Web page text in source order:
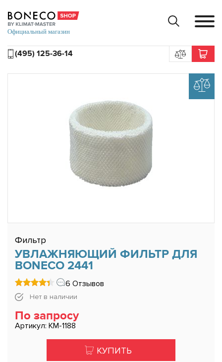
(495) 125-36-14
Фильтр
УВЛАЖНЯЮЩИЙ ФИЛЬТР ДЛЯ
BONECO 2441
6 Отзывов
Нет в наличии
По запросу
Артикул: КМ-1188
КУПИТЬ